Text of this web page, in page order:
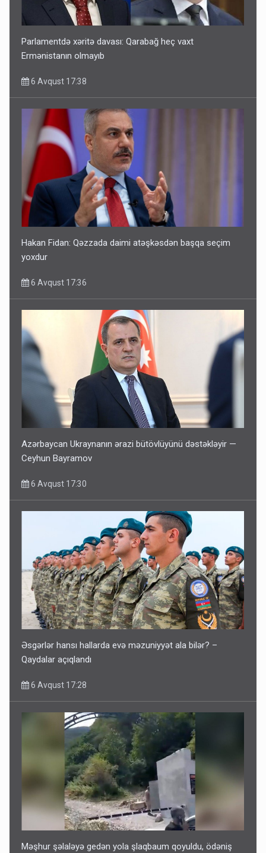
Parlamentdə xəritə davası: Qarabağ heç vaxt
Ermənistanın olmayıb
6 Avqust 17:38
Hakan Fidan: Qəzzada daimi atəşkəsdən başqa seçim
yoxdur
6 Avqust 17:36
Azərbaycan Ukraynanın ərazi bütövlüyünü dəstəkləyir —
Ceyhun Bayramov
6 Avqust 17:30
Əsgərlər hansı hallarda evə məzuniyyət ala bilər? –
Qaydalar açıqlandı
6 Avqust 17:28
Məşhur şəlaləyə gedən yola şlaqbaum qoyuldu, ödəniş